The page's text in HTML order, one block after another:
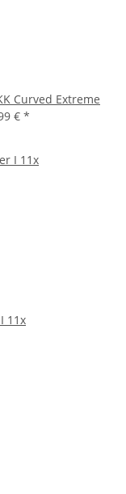
Curved Extreme
€ *
11x